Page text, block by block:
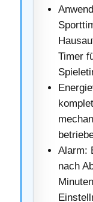
Timer
Alarm:
nach